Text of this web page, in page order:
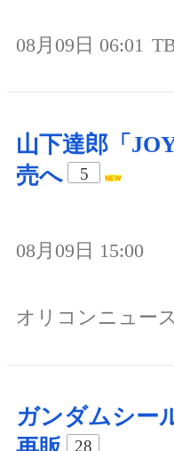
08月09日 06:01
山下達郎「
売へ
5
08月09日 15:00
オリコンニュース
ガンダムシー
28